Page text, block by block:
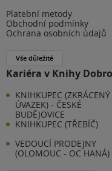
Platební metody
Obchodní podmínky
Ochrana osobních údajů
Vše důležité
Kariéra v Knihy
KNIHKUPEC (ZKRÁCENÝ
ÚVAZEK) - ČESKÉ
BUDĚJOVICE
KNIHKUPEC (TŘEBÍČ)
VEDOUCÍ PRODEJNY
(OLOMOUC - OC HANÁ)